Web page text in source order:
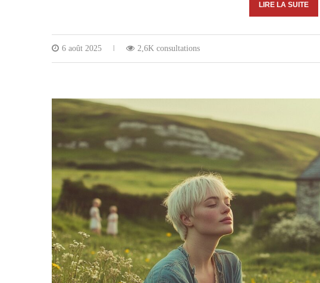
LIRE LA SUITE
6 août 2025 2,6K consultations